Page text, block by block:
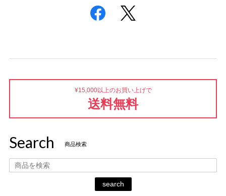
¥15,000以上のお買い上げで
送料無料
Search 商品検索
search